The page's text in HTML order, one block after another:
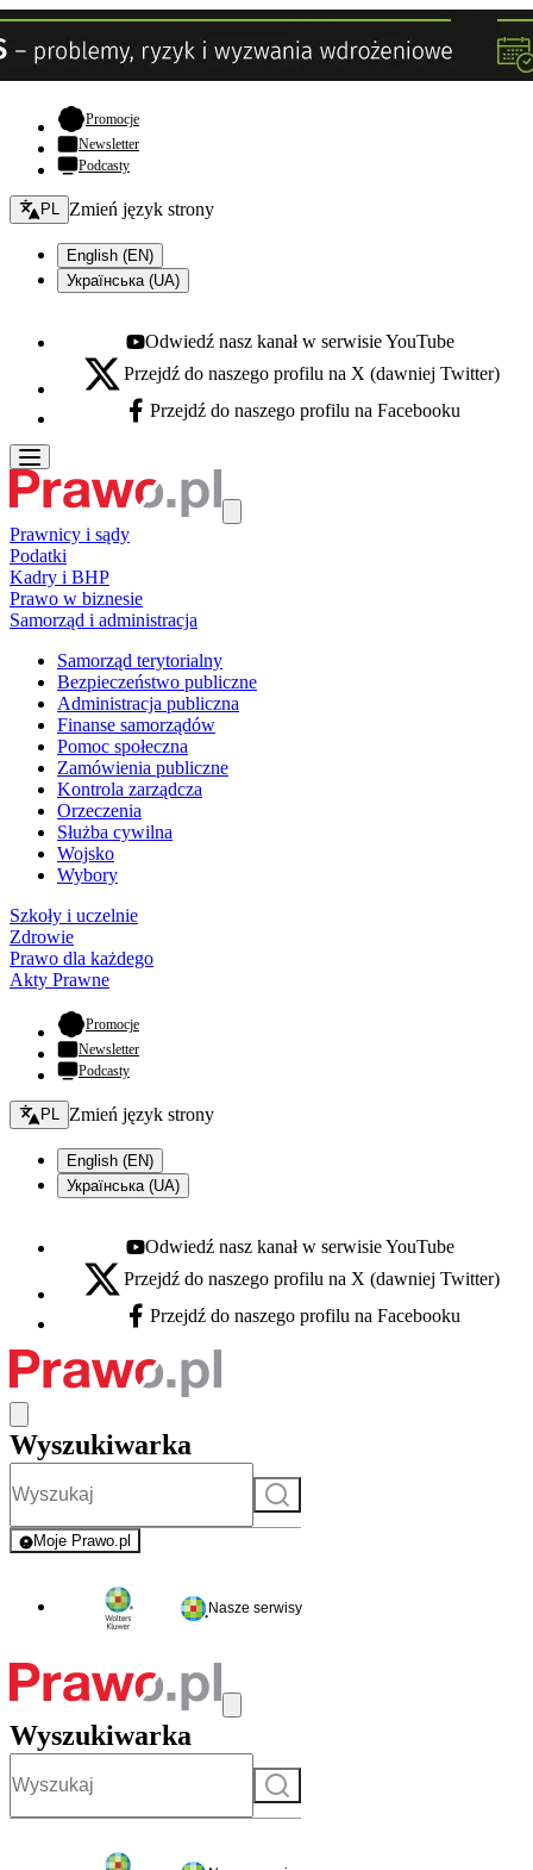
Promocje- otwiera się w nowej karcie
Newsletter
Podcasty
Zmień język - bieżący:
PL Zmień język strony
English (EN)
Українська (UA)
Youtube - otwiera się w nowej karcie
Odwiedź nasz kanał w serwisie YouTube
X - otwiera się w nowej karcie
Przejdź do naszego profilu na X (dawniej Twitter)
Facebook - otwiera się w nowej karcie
Przejdź do naszego profilu na Facebooku
Prawnicy i sądy
Podatki
Kadry i BHP
Prawo w biznesie
Samorząd i administracja
Samorząd terytorialny
Bezpieczeństwo publiczne
Administracja publiczna
Finanse samorządów
Pomoc społeczna
Zamówienia publiczne
Kontrola zarządcza
Orzeczenia
Służba cywilna
Wojsko
Wybory
Szkoły i uczelnie
Zdrowie
Prawo dla każdego
Akty Prawne
Promocje- otwiera się w nowej karcie
Newsletter
Podcasty
Zmień język - bieżący:
PL Zmień język strony
English (EN)
Українська (UA)
Youtube - otwiera się w nowej karcie
Odwiedź nasz kanał w serwisie YouTube
X - otwiera się w nowej karcie
Przejdź do naszego profilu na X (dawniej Twitter)
Facebook - otwiera się w nowej karcie
Przejdź do naszego profilu na Facebooku
Wyszukiwarka
Szukaj
Moje Prawo.pl
- rejestracja i logowanie do serwisu
Nasze serwisy
Wyszukiwarka
Szukaj